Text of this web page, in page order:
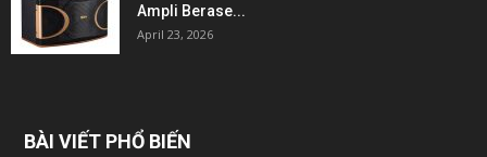
Ampli Berase...
April 23, 2026
BÀI VIẾT PHỔ BIẾN